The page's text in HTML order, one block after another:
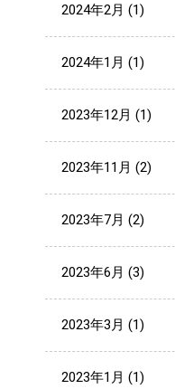
2024年2月 (1)
2024年1月 (1)
2023年12月 (1)
2023年11月 (2)
2023年7月 (2)
2023年6月 (3)
2023年3月 (1)
2023年1月 (1)